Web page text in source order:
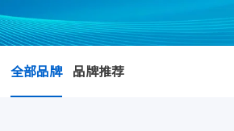
全部品牌 品牌推荐